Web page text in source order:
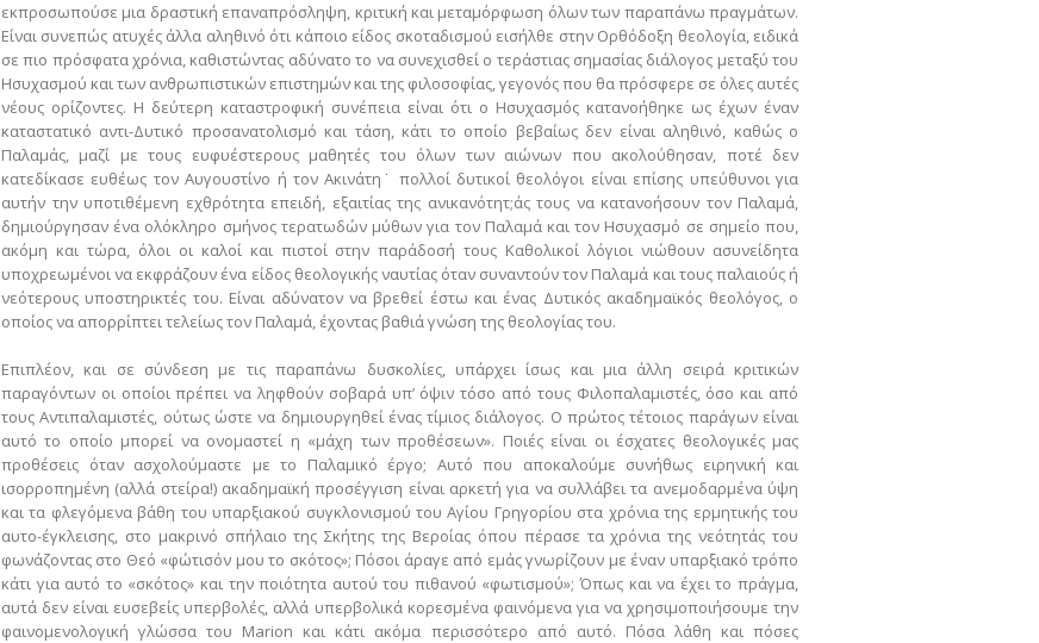
εκπροσωπούσε μια δραστική επαναπρόσληψη, κριτική και μεταμόρφωση όλων των παραπάνω πραγμάτων.
Είναι συνεπώς ατυχές άλλα αληθινό ότι κάποιο είδος σκοταδισμού εισήλθε στην Ορθόδοξη θεολογία, ειδικά
σε πιο πρόσφατα χρόνια, καθιστώντας αδύνατο το να συνεχισθεί ο τεράστιας σημασίας διάλογος μεταξύ του
Ησυχασμού και των ανθρωπιστικών επιστημών και της φιλοσοφίας, γεγονός που θα πρόσφερε σε όλες αυτές
νέους ορίζοντες. Η δεύτερη καταστροφική συνέπεια είναι ότι ο Ησυχασμός κατανοήθηκε ως έχων έναν
καταστατικό αντι-Δυτικό προσανατολισμό και τάση, κάτι το οποίο βεβαίως δεν είναι αληθινό, καθώς ο
Παλαμάς, μαζί με τους ευφυέστερους μαθητές του όλων των αιώνων που ακολούθησαν, ποτέ δεν
κατεδίκασε ευθέως τον Αυγουστίνο ή τον Ακινάτη˙ πολλοί δυτικοί θεολόγοι είναι επίσης υπεύθυνοι για
αυτήν την υποτιθέμενη εχθρότητα επειδή, εξαιτίας της ανικανότητ;άς τους να κατανοήσουν τον Παλαμά,
δημιούργησαν ένα ολόκληρο σμήνος τερατωδών μύθων για τον Παλαμά και τον Ησυχασμό σε σημείο που,
ακόμη και τώρα, όλοι οι καλοί και πιστοί στην παράδοσή τους Καθολικοί λόγιοι νιώθουν ασυνείδητα
υποχρεωμένοι να εκφράζουν ένα είδος θεολογικής ναυτίας όταν συναντούν τον Παλαμά και τους παλαιούς ή
νεότερους υποστηρικτές του. Είναι αδύνατον να βρεθεί έστω και ένας Δυτικός ακαδημαϊκός θεολόγος, ο
οποίος να απορρίπτει τελείως τον Παλαμά, έχοντας βαθιά γνώση της θεολογίας του.
Επιπλέον, και σε σύνδεση με τις παραπάνω δυσκολίες, υπάρχει ίσως και μια άλλη σειρά κριτικών
παραγόντων οι οποίοι πρέπει να ληφθούν σοβαρά υπ’ όψιν τόσο από τους Φιλοπαλαμιστές, όσο και από
τους Αντιπαλαμιστές, ούτως ώστε να δημιουργηθεί ένας τίμιος διάλογος. Ο πρώτος τέτοιος παράγων είναι
αυτό το οποίο μπορεί να ονομαστεί η «μάχη των προθέσεων». Ποιές είναι οι έσχατες θεολογικές μας
προθέσεις όταν ασχολούμαστε με το Παλαμικό έργο; Αυτό που αποκαλούμε συνήθως ειρηνική και
ισορροπημένη (αλλά στείρα!) ακαδημαϊκή προσέγγιση είναι αρκετή για να συλλάβει τα ανεμοδαρμένα ύψη
και τα φλεγόμενα βάθη του υπαρξιακού συγκλονισμού του Αγίου Γρηγορίου στα χρόνια της ερμητικής του
αυτο-έγκλεισης, στο μακρινό σπήλαιο της Σκήτης της Βεροίας όπου πέρασε τα χρόνια της νεότητάς του
φωνάζοντας στο Θεό «φώτισόν μου το σκότος»; Πόσοι άραγε από εμάς γνωρίζουν με έναν υπαρξιακό τρόπο
κάτι για αυτό το «σκότος» και την ποιότητα αυτού του πιθανού «φωτισμού»; Όπως και να έχει το πράγμα,
αυτά δεν είναι ευσεβείς υπερβολές, αλλά υπερβολικά κορεσμένα φαινόμενα για να χρησιμοποιήσουμε την
φαινομενολογική γλώσσα του Marion και κάτι ακόμα περισσότερο από αυτό. Πόσα λάθη και πόσες